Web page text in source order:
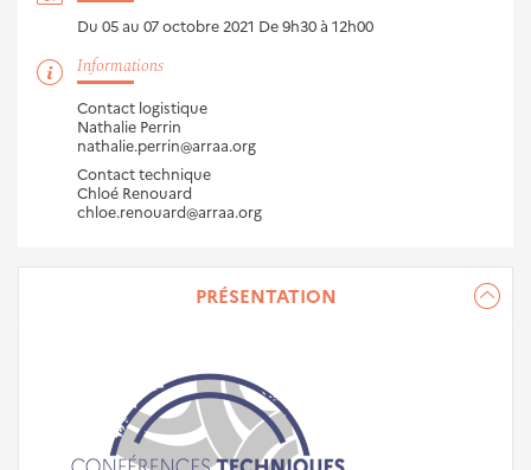
Du 05 au 07 octobre 2021 De 9h30 à 12h00
Informations
Contact logistique
Nathalie Perrin
nathalie.perrin@arraa.org
Contact technique
Chloé Renouard
chloe.renouard@arraa.org
PRÉSENTATION